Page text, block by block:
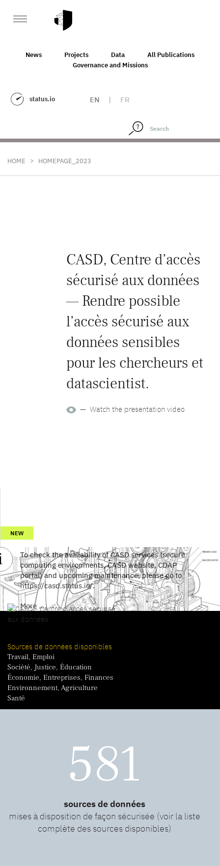
News Projects Data
All Publications
Governance and Missions
status.io EN | FR
HOME > HOMEPAGE_2023
CASD, Centre d’accès
sécurisé aux données
— Rendre possible
l’accès sécurisé aux
données sensibles
pour les chercheurs et
datascientist.
— Watch the presentation video
NEW
To check the availability of CASD services (secure
computing environments, CASD website, CDAP
portal) and upcoming maintenance, please go to
https://casd.status.io/.
More ...
Sources de données disponibles
Travail, Emploi
Société, Justice, Éducation
Économie, Entreprises, Finances
Environnement, Agriculture
Santé
581
sources de données
mises à disposition de façon sécurisée (voir la liste
complète des sources disponibles)